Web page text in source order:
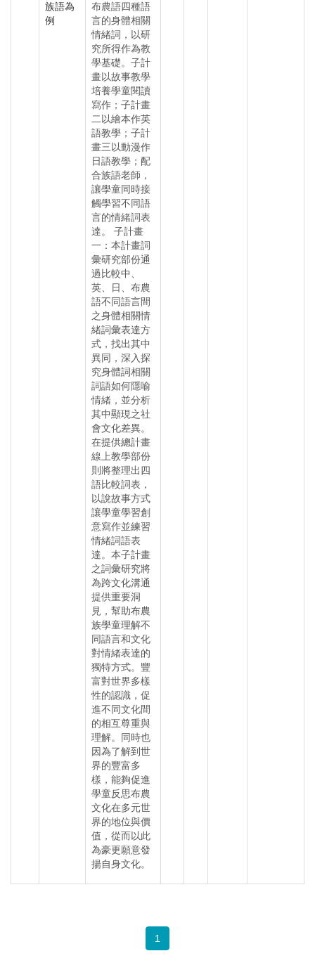
族語為
例
布農語四種語
言的身體相關
情緒詞，以研
究所得作為教
學基礎。子計
畫以故事教學
培養學童閱讀
寫作；子計畫
二以繪本作英
語教學；子計
畫三以動漫作
日語教學；配
合族語老師，
讓學童同時接
觸學習不同語
言的情緒詞表
達。 子計畫
一：本計畫詞
彙研究部份通
過比較中、
英、日、布農
語不同語言間
之身體相關情
緒詞彙表達方
式，找出其中
異同，深入探
究身體詞相關
詞語如何隱喻
情緒，並分析
其中顯現之社
會文化差異。
在提供總計畫
線上教學部份
則將整理出四
語比較詞表，
以說故事方式
讓學童學習創
意寫作並練習
情緒詞語表
達。本子計畫
之詞彙研究將
為跨文化溝通
提供重要洞
見，幫助布農
族學童理解不
同語言和文化
對情緒表達的
獨特方式。豐
富對世界多樣
性的認識，促
進不同文化間
的相互尊重與
理解。同時也
因為了解到世
界的豐富多
樣，能夠促進
學童反思布農
文化在多元世
界的地位與價
值，從而以此
為豪更願意發
揚自身文化。
1